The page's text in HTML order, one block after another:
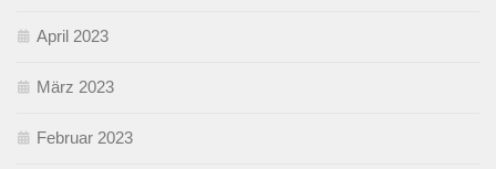
April 2023
März 2023
Februar 2023